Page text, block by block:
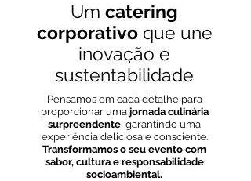
Um catering
corporativoque une
inovação e
sustentabilidade
Pensamos em cada detalhe para
proporcionar uma jornada culinária
surpreendente, garantindo uma
experiência deliciosa e consciente.
Transformamos o seu evento com
sabor, cultura e responsabilidade
socioambiental.